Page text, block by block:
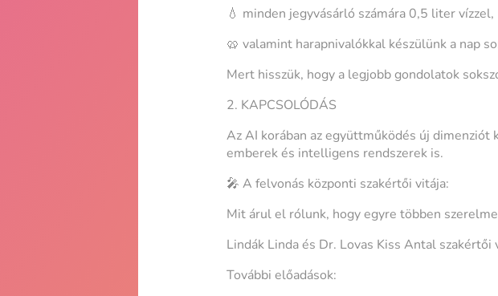
💧 minden jegyvásárló számára 0,5 liter vízzel,
🥨 valamint harapnivalókkal készülünk a nap
Mert hisszük, hogy a legjobb gondolatok
2. KAPCSOLÓDÁS
Az AI korában az együttműködés új
emberek és intelligens rendszerek is.
🎤 A felvonás központi szakértői vitája:
Mit árul el rólunk, hogy egyre többen
Lindák Linda és Dr. Lovas Kiss Antal
További előadások: